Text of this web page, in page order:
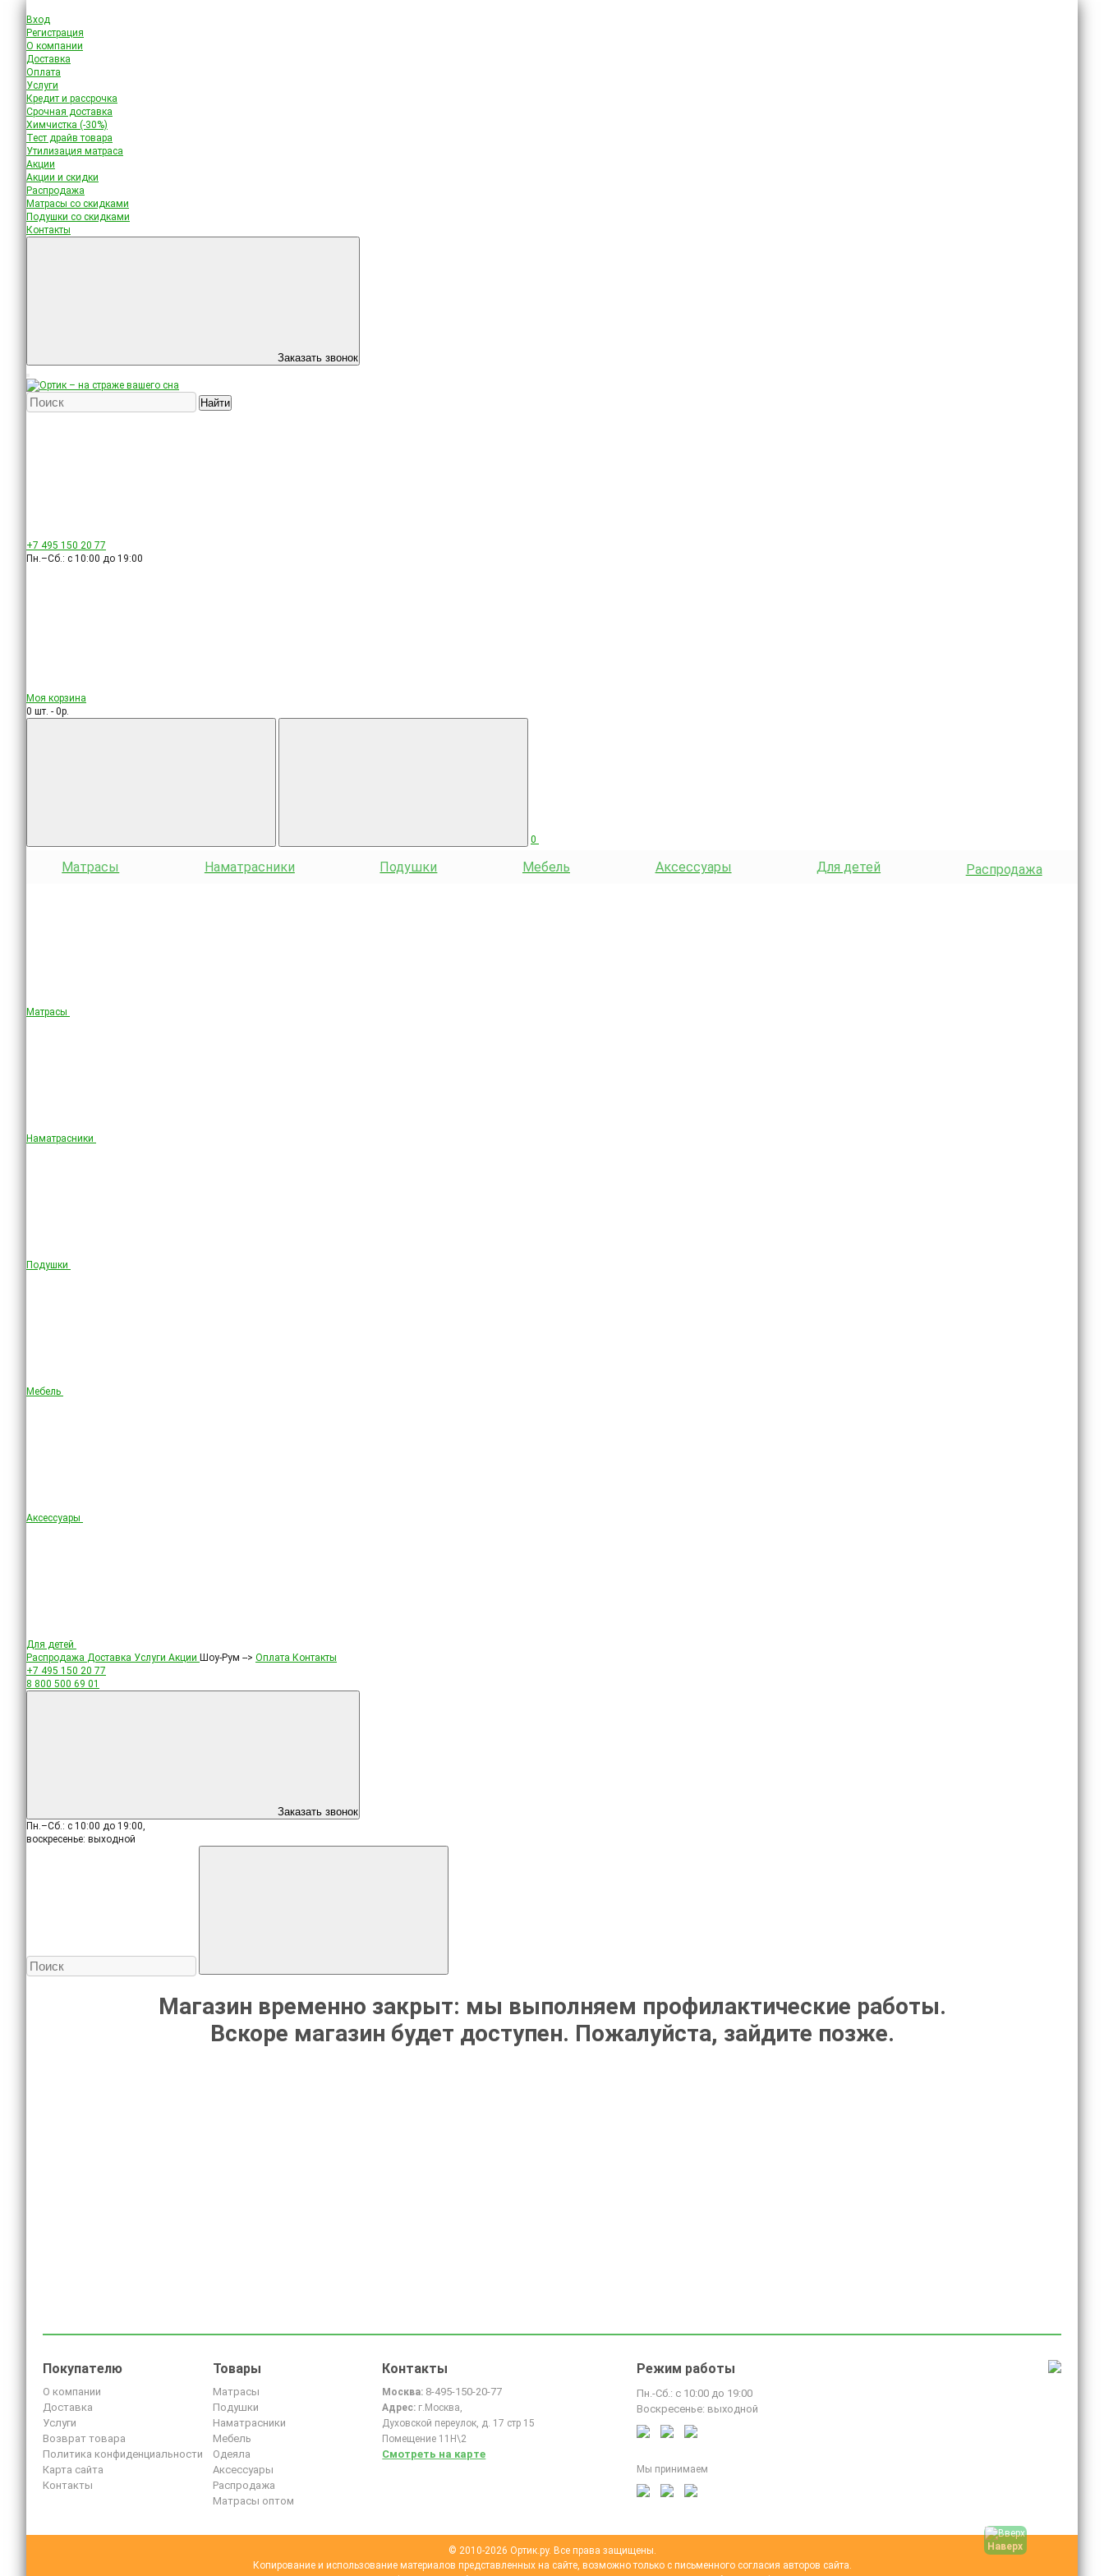
Вход
Регистрация
О компании
Доставка
Оплата
Услуги
Кредит и рассрочка
Срочная доставка
Химчистка (-30%)
Тест драйв товара
Утилизация матраса
Акции
Акции и скидки
Распродажа
Матрасы со скидками
Подушки со скидками
Контакты
Заказать звонок
Найти
+7 495 150 20 77
Пн.–Сб.: с 10:00 до 19:00
Моя корзина
0 шт. - 0р.
0
Матрасы Наматрасники Подушки Мебель Аксессуары Для детей Распродажа
Матрасы
Наматрасники
Подушки
Мебель
Аксессуары
Для детей
Распродажа Доставка Услуги Акции Шоу-Рум --> Оплата Контакты
+7 495 150 20 77
8 800 500 69 01
Заказать звонок
Пн.–Сб.: с 10:00 до 19:00,
воскресенье: выходной
Магазин временно закрыт: мы выполняем профилактические работы.
Вскоре магазин будет доступен. Пожалуйста, зайдите позже.
Покупателю
О компании
Доставка
Услуги
Возврат товара
Политика конфиденциальности
Карта сайта
Контакты
Товары
Матрасы
Подушки
Наматрасники
Мебель
Одеяла
Аксессуары
Распродажа
Матрасы оптом
Контакты
Москва: 8-495-150-20-77
Адрес: г.Москва,
Духовской переулок, д. 17 стр 15
Помещение 11Н\2
Смотреть на карте
Режим работы
Пн.-Сб.: с 10:00 до 19:00
Воскресенье: выходной
Мы принимаем
© 2010-2026 Ортик.ру. Все права защищены.
Копирование и использование материалов представленных на сайте, возможно только с письменного согласия авторов сайта.
Наверх